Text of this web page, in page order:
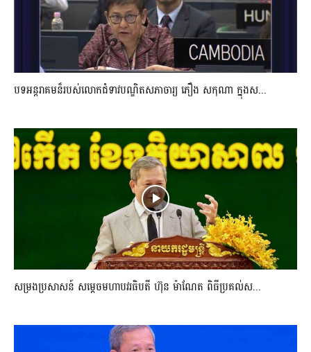
បទអន្តរាគមន៏របស់លោកជំទាវបណ្ឌិតសភាចារ្យ ភឿង សកុណា ក្នុងស...
សម្រងប្រសាសន៍ សម្ដេចមហាបវរធិបតី ហ៊ុន ម៉ាណែត ពិធីប្រគល់ស...